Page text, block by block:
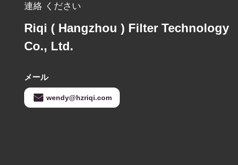
連絡 ください
Riqi ( Hangzhou ) Filter Technology
Co., Ltd.
メール
wendy@hzriqi.com